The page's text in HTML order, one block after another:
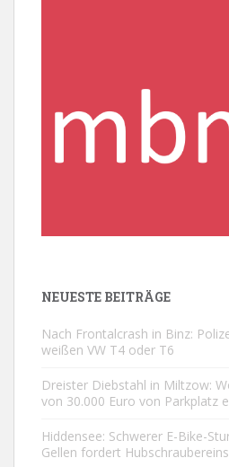
NEUESTE BEITRÄGE
Nach Frontalcrash in Binz:
weißen VW T4 oder T6
Dreister Diebstahl in Miltzow:
von 30.000 Euro von Parkplatz
Hiddensee: Schwerer E-Bike-
Gellen fordert